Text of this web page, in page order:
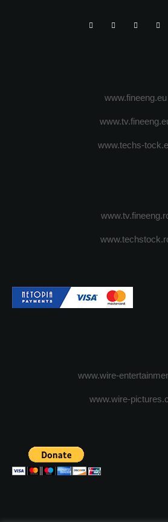
www.fineeng.eu
www.techs-
www.wire-
www.wire-